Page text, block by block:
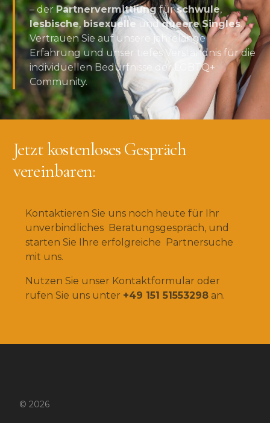
– derPartnervermittlungfürschwule,
lesbische,bisexuelle undqueere Singles.
Vertrauen Sie auf unsere jahrelange
Erfahrung und unser tiefes Verständnis für die
individuellen Bedürfnisse der LGBTQ+
Community.
Jetzt kostenloses Gespräch
vereinbaren:
Kontaktieren Sie uns noch heute für Ihr
unverbindliches Beratungsgespräch, und
starten Sie Ihre erfolgreiche Partnersuche
mit uns.
Nutzen Sie unser Kontaktformular oder
rufen Sie uns unter +49 151 51553298an.
© 2026